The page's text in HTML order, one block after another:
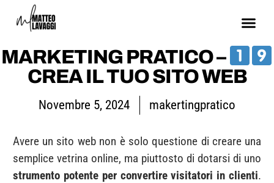
MARKETING PRATICO –
CREA IL TUO SITO WEB
Novembre 5, 2024 makertingpratico
Avere un sito web non è solo questione di creare una
semplice vetrina online, ma piuttosto di dotarsi di uno
strumento potente per convertire visitatori in clienti.